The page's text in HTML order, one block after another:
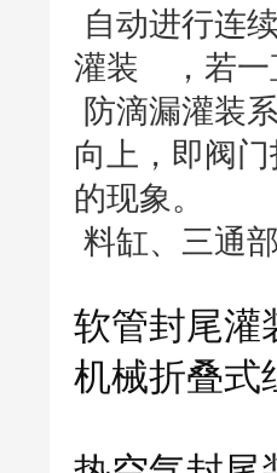
自动进行连
灌装 ，若一
防滴漏灌装
向上，即阀
的现象。
料缸、三通
软管封尾灌
机械折叠式